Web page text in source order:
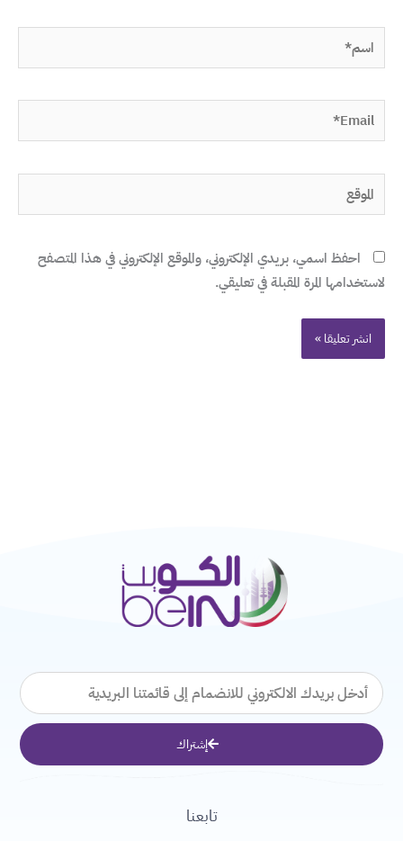
اسم*
Email*
الموقع
احفظ اسمي، بريدي الإلكتروني، والموقع الإلكتروني في هذا المتصفح
لاستخدامها المرة المقبلة في تعليقي.
البريد
الإلكتروني
إشتراك
تابعنا